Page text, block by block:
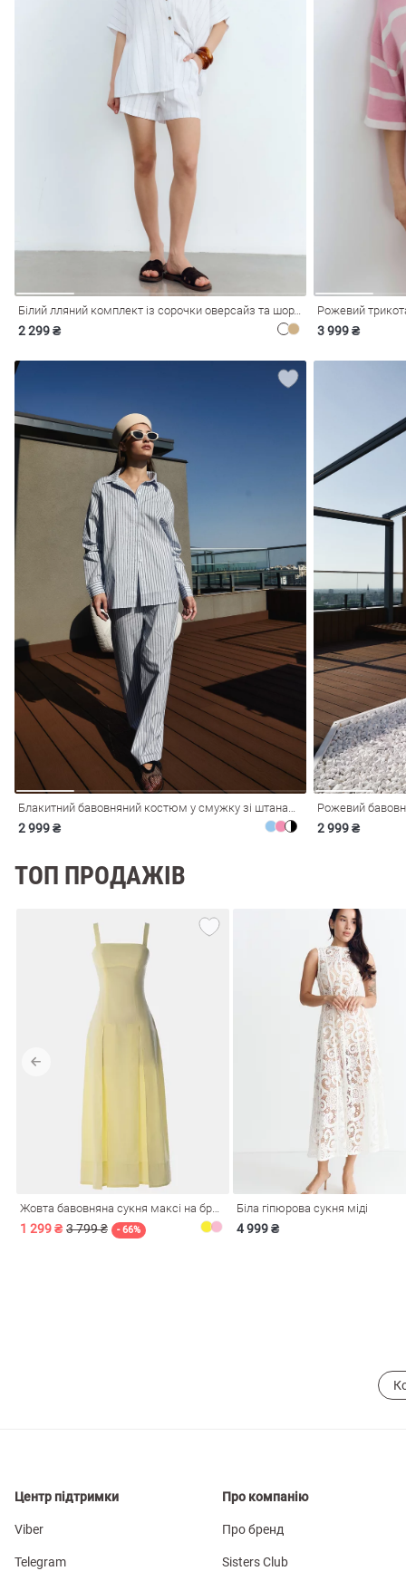
Білий лляний комплект із сорочки оверсайз та шортів
2 299 ₴
Рожевий
3 999 ₴
Блакитний бавовняний костюм у смужку зі штанами
2 999 ₴
Рожевий
2 999 ₴
ТОП ПРОДАЖІВ
1 299 ₴ 3 799 ₴ - 66%
Біла гіпюрова сукня міді
4 999 ₴
Центр підтримки
Viber
Telegram
Про компанію
Про бренд
Sisters Club